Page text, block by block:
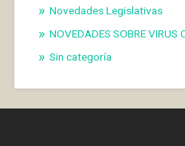
Novedades Legislativas
NOVEDADES SOBRE VIRUS
Sin categoría